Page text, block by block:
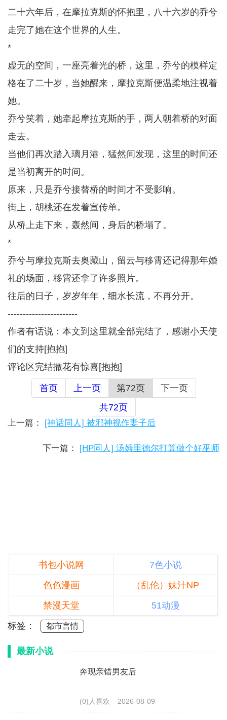
二十六年后，在摩拉克斯的怀抱里，八十六岁的乔兮
走完了她在这个世界的人生。
*
虚无的空间，一座亮着光的桥，这里，乔兮的模样定
格在了二十岁，当她醒来，摩拉克斯便温柔地注视着
她。
乔兮笑着，她牵起摩拉克斯的手，两人朝着桥的对面
走去。
当他们再次踏入璃月港，猛然间发现，这里的时间还
是当初离开的时间。
原来，只是乔兮接替桥的时间才不受影响。
街上，胡桃还在发着宣传单。
从桥上走下来，轰然间，身后的桥塌了。
*
乔兮与摩拉克斯去奥藏山，留云与移霄还记得那年婚
礼的场面，移霄还拿了许多照片。
往后的日子，岁岁年年，细水长流，不再分开。
-----------------------
作者有话说：本文到这里就全部完结了，感谢小天使
们的支持[抱抱]
评论区完结撒花有惊喜[抱抱]
首页 上一页 第72页
下一页
共72页
上一篇： [神话同人] 被邪神视作妻子后
下一篇： [HP同人] 汤姆里德尔打算做个好巫师
书包小说网
7色小说
色色漫画
（乱伦）妹汁NP
禁漫天堂
51动漫
标签：
都市言情
最新小说
奔现亲错男友后
(0)人喜欢 2026-08-09